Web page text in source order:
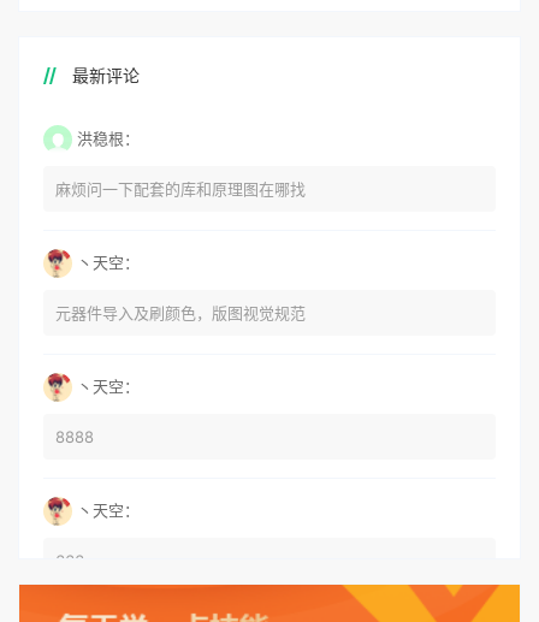
最新评论
洪稳根：
麻烦问一下配套的库和原理图在哪找
丶天空：
元器件导入及刷颜色，版图视觉规范
丶天空：
8888
丶天空：
666